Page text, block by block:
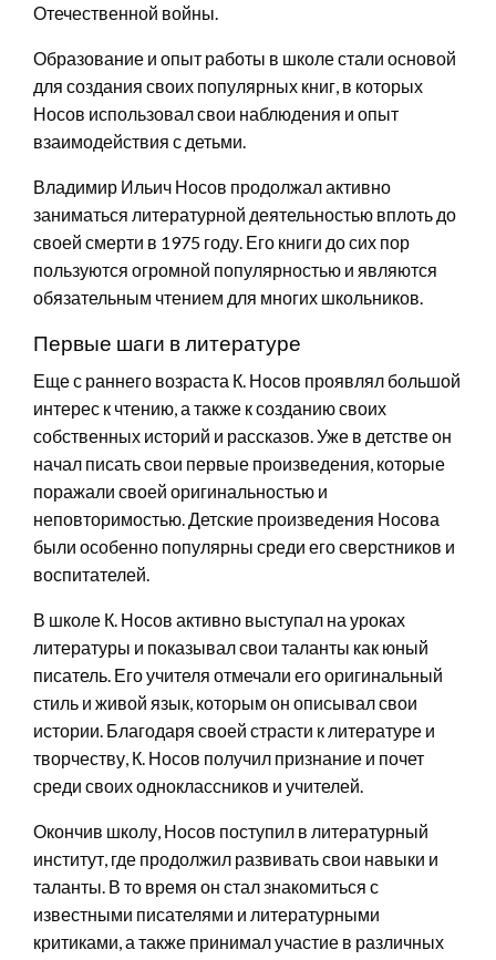
Отечественной войны.
Образование и опыт работы в школе стали основой
для создания своих популярных книг, в которых
Носов использовал свои наблюдения и опыт
взаимодействия с детьми.
Владимир Ильич Носов продолжал активно
заниматься литературной деятельностью вплоть до
своей смерти в 1975 году. Его книги до сих пор
пользуются огромной популярностью и являются
обязательным чтением для многих школьников.
Первые шаги в литературе
Еще с раннего возраста К. Носов проявлял большой
интерес к чтению, а также к созданию своих
собственных историй и рассказов. Уже в детстве он
начал писать свои первые произведения, которые
поражали своей оригинальностью и
неповторимостью. Детские произведения Носова
были особенно популярны среди его сверстников и
воспитателей.
В школе К. Носов активно выступал на уроках
литературы и показывал свои таланты как юный
писатель. Его учителя отмечали его оригинальный
стиль и живой язык, которым он описывал свои
истории. Благодаря своей страсти к литературе и
творчеству, К. Носов получил признание и почет
среди своих одноклассников и учителей.
Окончив школу, Носов поступил в литературный
институт, где продолжил развивать свои навыки и
таланты. В то время он стал знакомиться с
известными писателями и литературными
критиками, а также принимал участие в различных